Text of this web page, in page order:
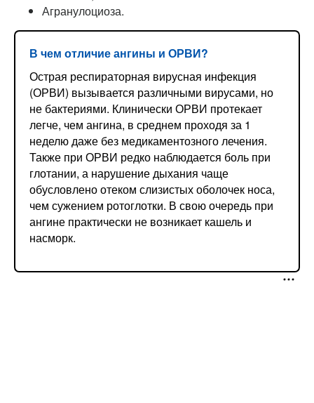
Агранулоциоза.
В чем отличие ангины и ОРВИ?
Острая респираторная вирусная инфекция
(ОРВИ) вызывается различными вирусами, но
не бактериями. Клинически ОРВИ протекает
легче, чем ангина, в среднем проходя за 1
неделю даже без медикаментозного лечения.
Также при ОРВИ редко наблюдается боль при
глотании, а нарушение дыхания чаще
обусловлено отеком слизистых оболочек носа,
чем сужением ротоглотки. В свою очередь при
ангине практически не возникает кашель и
насморк.